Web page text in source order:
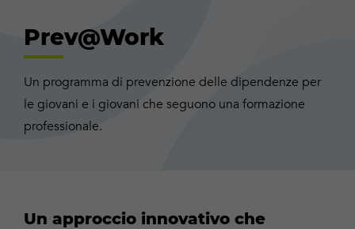
Prev@Work
Un programma di prevenzione delle dipendenze per
le giovani e i giovani che seguono una formazione
professionale.
Un approccio innovativo che